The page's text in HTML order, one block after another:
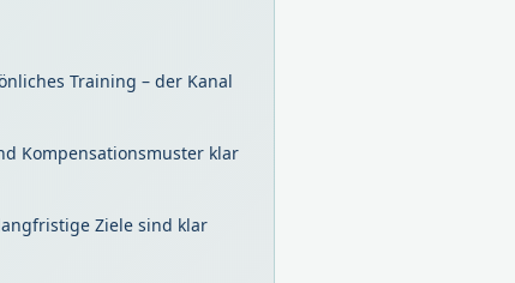
Training – der Kanal
Kompensationsmuster klar
Ziele sind klar